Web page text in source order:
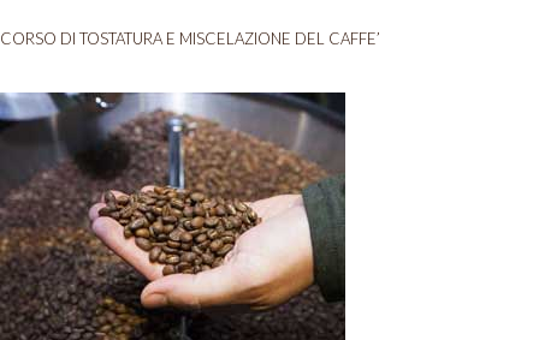
CORSO DI TOSTATURA E MISCELAZIONE DEL CAFFE’